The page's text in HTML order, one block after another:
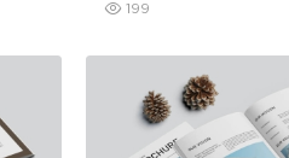
199